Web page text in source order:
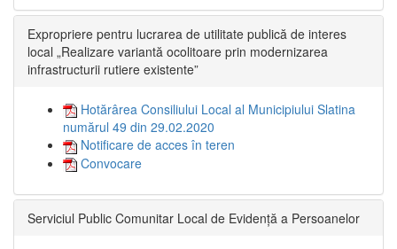
Expropriere pentru lucrarea de utilitate publică de interes
local „Realizare variantă ocolitoare prin modernizarea
infrastructurii rutiere existente”
Hotărârea Consiliului Local al Municipiului Slatina
numărul 49 din 29.02.2020
Notificare de acces în teren
Convocare
Serviciul Public Comunitar Local de Evidență a Persoanelor